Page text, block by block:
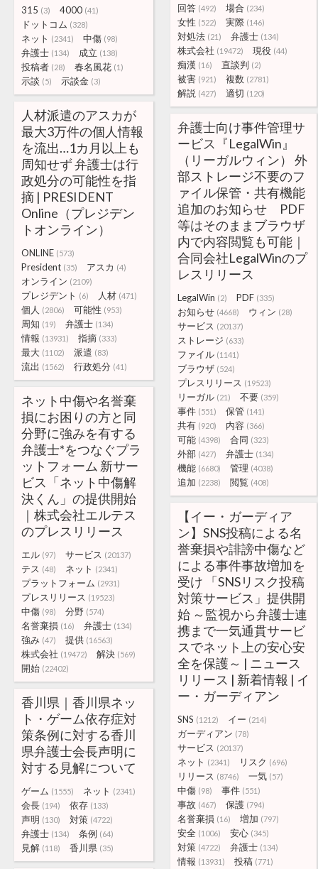
回答 (492) 場合 (234)
女性 (522) 実際 (146)
対処法 (21) 弁護士 (134)
株式会社 (19472) 現役 (44)
痴漢 (16) 直談判 (2)
被害 (921) 複数 (2781)
解説 (427) 適切 (120)
315 (3) 4000 (41)
ドットコム (328)
ネット (2341) 中傷 (98)
弁護士 (134) 成立 (138)
投稿者 (28) 春名風花 (1)
示談 (5) 示談金 (3)
人材派遣のアスカが
最大3万件の個人情報
を流出…1カ月以上も
周知せず 弁護士は行
政処分の可能性を指
摘 | PRESIDENT
Online（プレジデン
トオンライン）
ONLINE (573)
President (35) アスカ (4)
オンライン (2109)
プレジデント (6) 人材 (471)
個人 (2806) 可能性 (953)
周知 (19) 弁護士 (134)
情報 (13931) 指摘 (333)
最大 (1102) 派遣 (83)
流出 (1562) 行政処分 (41)
弁護士向け事件管理サ
ービス『LegalWin』
（リーガルウィン） 外
部ストレージ不要のフ
ァイル保管・共有機能
追加のお知らせ PDF
等はそのままブラウザ
内で内容閲覧も可能｜
合同会社LegalWinのプ
レスリリース
LegalWin (2) PDF (335)
お知らせ (4668) ウィン (28)
サービス (20137)
ストレージ (633)
ファイル (1141)
ブラウザ (524)
プレスリリース (19523)
リーガル (21) 不要 (359)
事件 (551) 保管 (141)
共有 (920) 内容 (366)
可能 (4398) 合同 (323)
外部 (427) 弁護士 (134)
機能 (6680) 管理 (4038)
追加 (2238) 閲覧 (408)
ネット中傷や名誉棄
損にお困りの方と同
分野に強みを有する
弁護士*をつなぐプラ
ットフォーム 新サー
ビス「ネット中傷解
決くん」の提供開始
｜株式会社エルテス
のプレスリリース
エル (97) サービス (20137)
テス (48) ネット (2341)
プラットフォーム (2931)
プレスリリース (19523)
中傷 (98) 分野 (574)
名誉棄損 (16) 弁護士 (134)
強み (47) 提供 (16563)
株式会社 (19472) 解決 (569)
開始 (22402)
【イー・ガーディア
ン】SNS投稿による名
誉棄損や誹謗中傷など
による事件事故増加を
受け 「SNSリスク投稿
対策サービス」提供開
始 ～監視から弁護士連
携まで一気通貫サービ
スでネット上の安心安
全を保護～ | ニュース
リリース | 新着情報 | イ
ー・ガーディアン
SNS (1212) イー (214)
ガーディアン (78)
サービス (20137)
ネット (2341) リスク (696)
リリース (8746) 一気 (57)
中傷 (98) 事件 (551)
事故 (467) 保護 (794)
名誉棄損 (16) 増加 (797)
安全 (1006) 安心 (345)
対策 (4722) 弁護士 (134)
情報 (13931) 投稿 (771)
香川県｜香川県ネッ
ト・ゲーム依存症対
策条例に対する香川
県弁護士会長声明に
対する見解について
ゲーム (1555) ネット (2341)
会長 (194) 依存 (133)
声明 (130) 対策 (4722)
弁護士 (134) 条例 (64)
見解 (118) 香川県 (35)